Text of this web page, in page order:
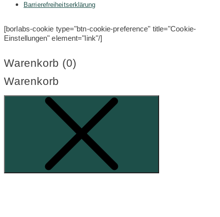
Barrierefreiheitserklärung
[borlabs-cookie type="btn-cookie-preference" title="Cookie-
Einstellungen" element="link"/]
Warenkorb (0)
Warenkorb